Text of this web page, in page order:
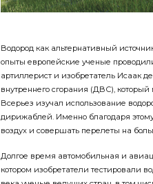
Водород как альтернативный
опыты европейские ученые
артиллерист и изобретатель Исаак
внутреннего сгорания (ДВС),
Всерьез изучал использование
дирижаб­лей. Именно благодаря
воздух и совершать перелеты на
Долгое время автомобильная и
котором изобретатели тестировали